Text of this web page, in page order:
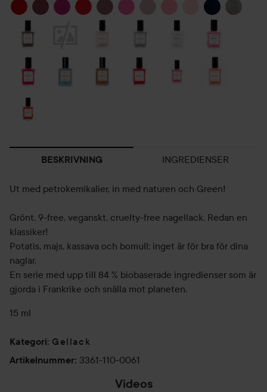
BESKRIVNING INGREDIENSER
Ut med petrokemikalier, in med naturen och Green!
Grönt, 9-free, veganskt, cruelty-free nagellack. Redan en
klassiker!
Potatis, majs, kassava och bomull: inget är för bra för dina
naglar.
En serie med upp till 84 % biobaserade ingredienser som är
gjorda i Frankrike och snälla mot planeten.
15 ml
Kategori: Gellack
Artikelnummer: 3361-110-0061
Videos